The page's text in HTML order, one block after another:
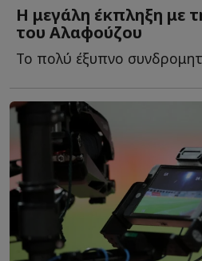
Η μεγάλη έκπληξη με
του Αλαφούζου
Το πολύ έξυπνο